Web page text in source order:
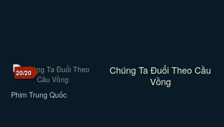
20/20
Chúng Ta Đuổi Theo Cầu
Vồng
Phim Trung Quốc